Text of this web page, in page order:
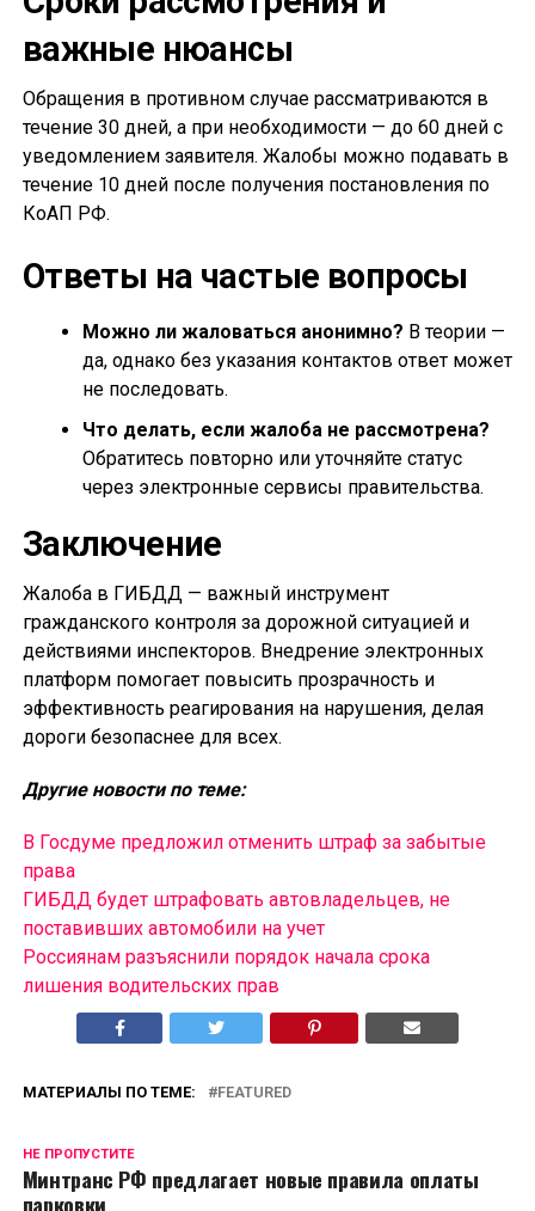
важные нюансы
Обращения в противном случае рассматриваются в
течение 30 дней, а при необходимости — до 60 дней с
уведомлением заявителя. Жалобы можно подавать в
течение 10 дней после получения постановления по
КоАП РФ.
Ответы на частые вопросы
Можно ли жаловаться анонимно? В теории —
да, однако без указания контактов ответ может
не последовать.
Что делать, если жалоба не рассмотрена?
Обратитесь повторно или уточняйте статус
через электронные сервисы правительства.
Заключение
Жалоба в ГИБДД — важный инструмент
гражданского контроля за дорожной ситуацией и
действиями инспекторов. Внедрение электронных
платформ помогает повысить прозрачность и
эффективность реагирования на нарушения, делая
дороги безопаснее для всех.
Другие новости по теме:
В Госдуме предложил отменить штраф за забытые
права
ГИБДД будет штрафовать автовладельцев, не
поставивших автомобили на учет
Россиянам разъяснили порядок начала срока
лишения водительских прав
МАТЕРИАЛЫ ПО ТЕМЕ: FEATURED
НЕ ПРОПУСТИТЕ
Минтранс РФ предлагает новые правила оплаты
парковки